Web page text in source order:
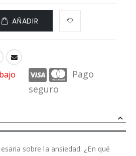
AÑADIR
Pago
seguro
sobre la ansiedad. ¿En qué